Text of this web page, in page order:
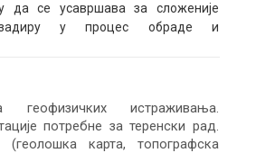
да се усавршава за сложеније
задиру у процес обраде и
геофизичких истраживања.
потребне за теренски рад.
(геолошка карта, топографска